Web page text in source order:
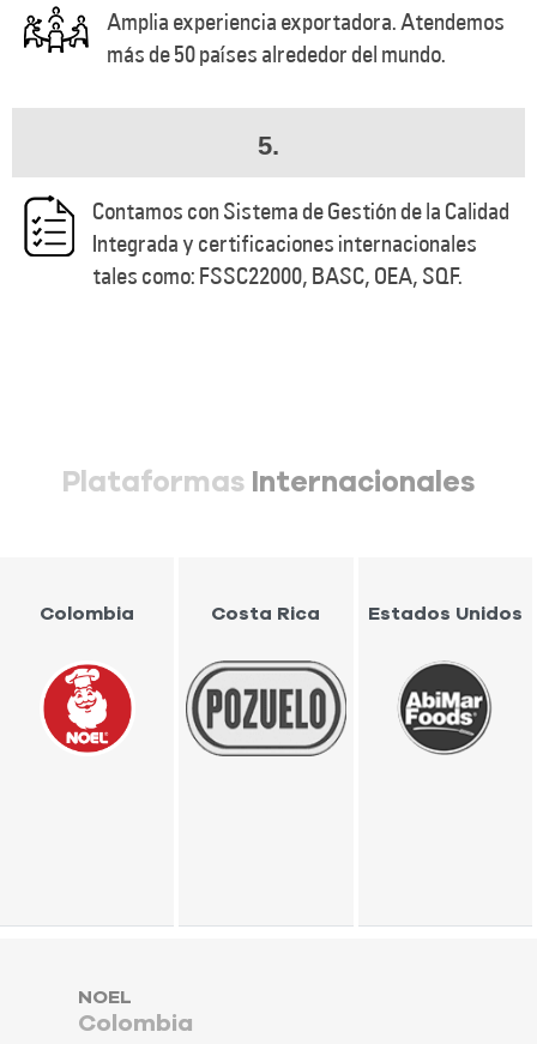
Amplia experiencia exportadora. Atendemos
más de 50 países alrededor del mundo.
5.
Contamos con Sistema de Gestión de la Calidad
Integrada y certificaciones internacionales
tales como: FSSC22000, BASC, OEA, SQF.
Plataformas Internacionales
Colombia Costa Rica Estados Unidos
NOEL
Colombia